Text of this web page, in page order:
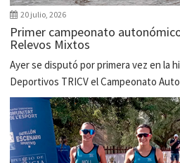
20 julio, 2026
Primer campeonato
Relevos Mixtos
Ayer se disputó por primera vez en la
Deportivos TRICV el Campeonato